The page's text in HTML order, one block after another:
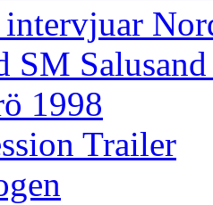
SM
1998
Trailer